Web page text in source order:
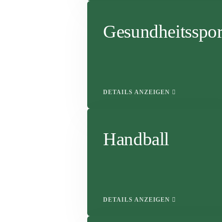
DETAILS ANZEIGEN
Handball
DETAILS ANZEIGEN